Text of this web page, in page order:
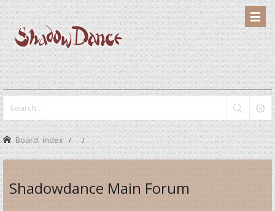
Board index
Shadowdance Main Forum